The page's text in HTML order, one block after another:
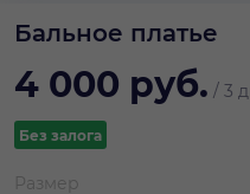
Бальное платье
4 000 руб. / 3
Без залога
Размер